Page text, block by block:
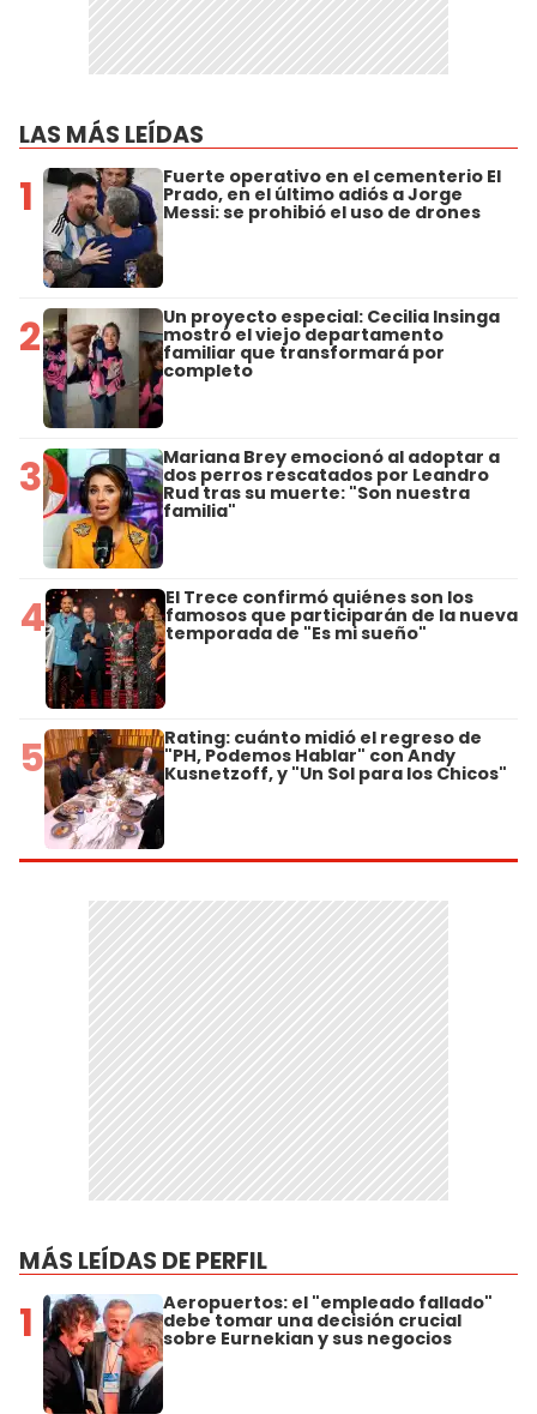
LAS MÁS LEÍDAS
1 Fuerte operativo en el cementerio El
Prado, en el último adiós a Jorge
Messi: se prohibió el uso de drones
2 Un proyecto especial: Cecilia Insinga
mostró el viejo departamento
familiar que transformará por
completo
3 Mariana Brey emocionó al adoptar a
dos perros rescatados por Leandro
Rud tras su muerte: "Son nuestra
familia"
4 El Trece confirmó quiénes son los
famosos que participarán de la nueva
temporada de "Es mi sueño"
5 Rating: cuánto midió el regreso de
"PH, Podemos Hablar" con Andy
Kusnetzoff, y "Un Sol para los Chicos"
MÁS LEÍDAS DE PERFIL
1 Aeropuertos: el "empleado fallado"
debe tomar una decisión crucial
sobre Eurnekian y sus negocios